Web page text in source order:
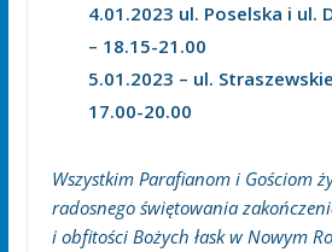
4.01.2023 ul. Poselska i ul.
– 18.15-21.00
5.01.2023 – ul.
17.00-20.00
Wszystkim Parafianom i Gościom
radosnego świętowania
i obfitości Bożych łask w Nowym